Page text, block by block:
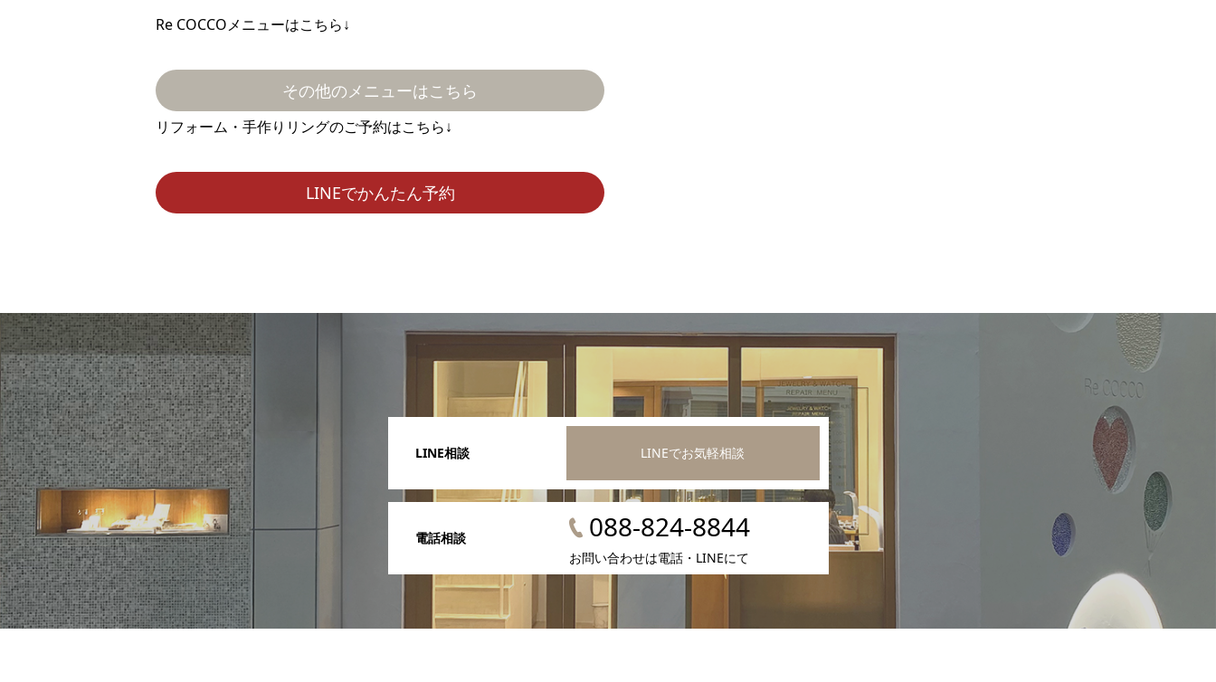
Re COCCOメニューはこちら↓
その他のメニューはこちら
リフォーム・手作りリングのご予約はこちら↓
LINEでかんたん予約
LINE相談 LINEでお気軽相談
電話相談 088-824-8844
お問い合わせは電話・LINEにて